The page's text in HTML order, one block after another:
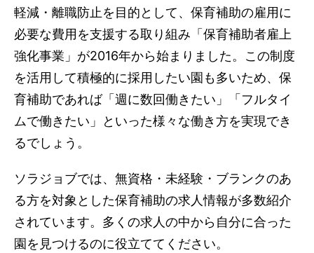
軽減・離職防止を目的として、保育補助の雇用に
必要な費用を支援する取り組み「保育補助者雇上
強化事業」が2016年から始まりました。この制度
を活用して積極的に採用したい園も多いため、保
育補助であれば「週に数回働きたい」「フルタイ
ムで働きたい」といった様々な働き方を実現でき
るでしょう。
ソラジョブでは、無資格・未経験・ブランクのあ
る方を対象とした保育補助の求人情報が多数紹介
されています。多くの求人の中から自分に合った
園を見つけるのに役立ててください。